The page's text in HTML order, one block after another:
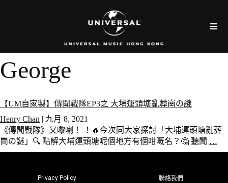
George
【UM自家製】傳聞戰隊EP3之 大埔運頭塘亂葬崗の謎
Henry Chan | 九月 8, 2021
《傳聞戰隊》又嚟喇！ ！🔥今次同大家探討「大埔運頭塘亂葬
崗の謎」🔍 點解大埔運頭塘呢個地方有個咁嘅名？🤔 聽聞 …
Privacy Policy 聯絡我們